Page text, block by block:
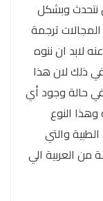
نتحدث وبشكل
ترجمة
لابد ان ننوه
ذلك لان هذا
حالة وجود أي
النوع
والتي
من العربية الي